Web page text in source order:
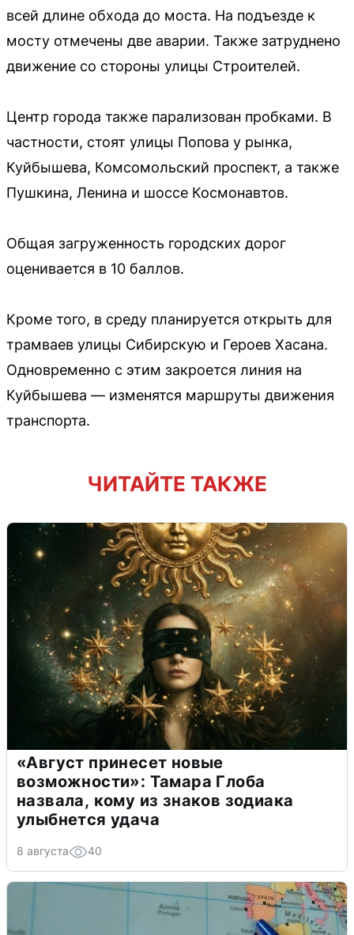
всей длине обхода до моста. На подъезде к
мосту отмечены две аварии. Также затруднено
движение со стороны улицы Строителей.
Центр города также парализован пробками. В
частности, стоят улицы Попова у рынка,
Куйбышева, Комсомольский проспект, а также
Пушкина, Ленина и шоссе Космонавтов.
Общая загруженность городских дорог
оценивается в 10 баллов.
Кроме того, в среду планируется открыть для
трамваев улицы Сибирскую и Героев Хасана.
Одновременно с этим закроется линия на
Куйбышева — изменятся маршруты движения
транспорта.
ЧИТАЙТЕ ТАКЖЕ
«Август принесет новые
возможности»: Тамара Глоба
назвала, кому из знаков зодиака
улыбнется удача
8 августа 40